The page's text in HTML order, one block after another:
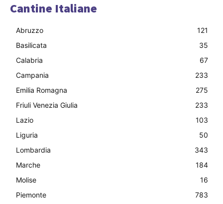
Cantine Italiane
Abruzzo
121
Basilicata
35
Calabria
67
Campania
233
Emilia Romagna
275
Friuli Venezia Giulia
233
Lazio
103
Liguria
50
Lombardia
343
Marche
184
Molise
16
Piemonte
783